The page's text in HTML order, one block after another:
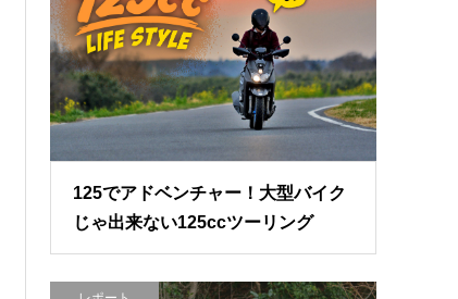
125でアドベンチャー！大型バイク
じゃ出来ない125ccツーリング